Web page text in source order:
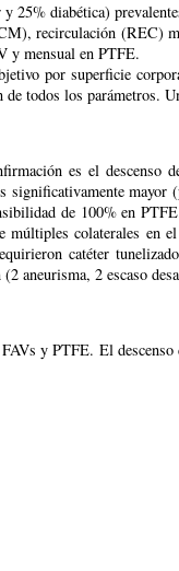
25% diabética)
recirculación (REC)
y mensual en PTFE.
por superficie
todos los parámetros.
es el descenso
de 100% en
colaterales
catéter
aneurisma, 2 escaso
y PTFE. El